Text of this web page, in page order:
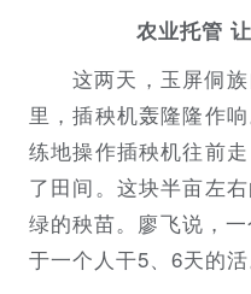
农业托管
这两天，玉屏侗
里，插秧机轰隆隆作
练地操作插秧机往前
了田间。这块半亩左
绿的秧苗。廖飞说，
于一个人干5、6天的活